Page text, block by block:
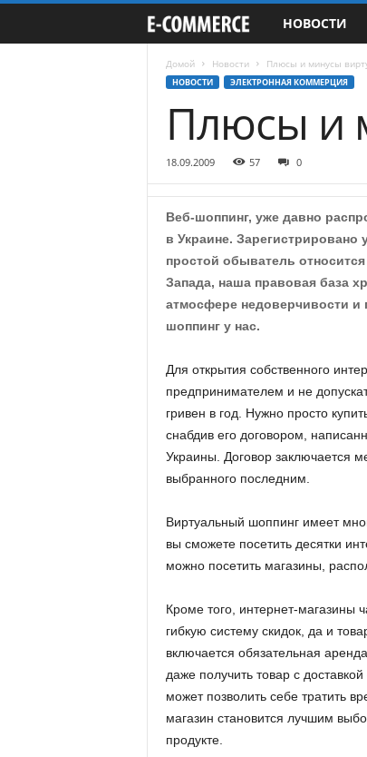
-
o
m
m
e
r
.
c
m
a
НОВОСТИ
Домой Новости Плюсы и минусы
НОВОСТИ ЭЛЕКТРОННАЯ КОММЕРЦИЯ
Плюсы и
18.09.2009 57 0
Веб-шоппинг, уже давно
в Украине. Зарегистрировано
простой обыватель
Запада, наша правовая база
атмосфере недоверчивости и
шоппинг у нас.
Для открытия собственного
предпринимателем и не
гривен в год. Нужно просто
снабдив его договором,
Украины. Договор заключается
выбранного последним.
Виртуальный шоппинг имеет
вы сможете посетить десятки
можно посетить магазины,
Кроме того, интернет-магазины
гибкую систему скидок, да и
включается обязательная
даже получить товар с
может позволить себе тратить
магазин становится лучшим
продукте.